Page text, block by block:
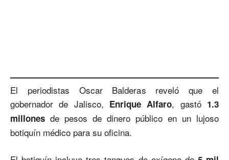
El periodistas Oscar Balderas reveló que el
gobernador de Jalisco, Enrique Alfaro, gastó 1.3
millones de pesos de dinero público en un lujoso
botiquín médico para su oficina.